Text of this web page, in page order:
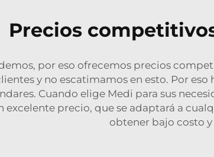
Precios
por eso ofrecemos precios
y no escatimamos en esto. Por
Cuando elige Medi para sus
excelente precio, que se adaptará a
obtener bajo costo